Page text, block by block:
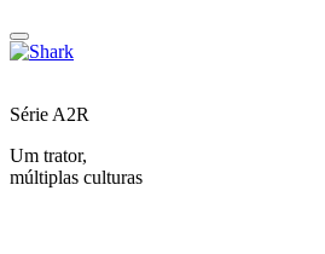
Série A2R
Um trator,
múltiplas culturas